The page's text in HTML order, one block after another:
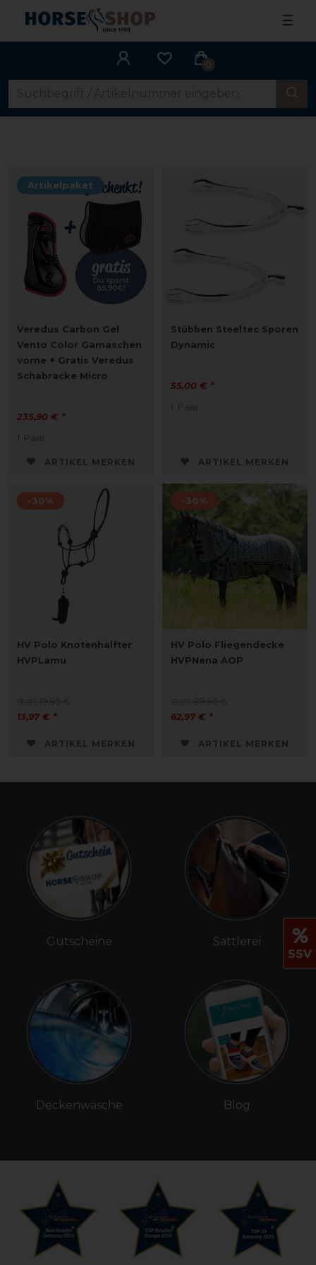
☰
0
Artikelpaket
Veredus Carbon Gel
Vento Color Gamaschen
vorne + Gratis Veredus
Schabracke Micro
235,90 € *
1 Paar
ARTIKEL MERKEN
Stübben Steeltec Sporen
Dynamic
55,00 € *
1 Paar
ARTIKEL MERKEN
-30%
HV Polo Knotenhalfter
HVPLamu
13,97 € *
ARTIKEL MERKEN
-30%
HV Polo Fliegendecke
HVPNena AOP
62,97 € *
ARTIKEL MERKEN
Gutscheine
Deckenwäsche
Sattlerei
Blog
SSV